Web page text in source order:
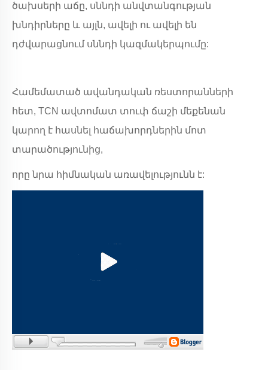
ծախսերի աճը, սննդի անվտանգության
խնդիրները և այլն, ավելի ու ավելի են
դժվարացնում սննդի կազմակերպումը:
Համեմատած ավանդական ռեստորանների
հետ, TCN ավտոմատ տուփ ճաշի մեքենան
կարող է հասնել հաճախորդներին մոտ
տարածությունից,
որը նրա հիմնական առավելությունն է: